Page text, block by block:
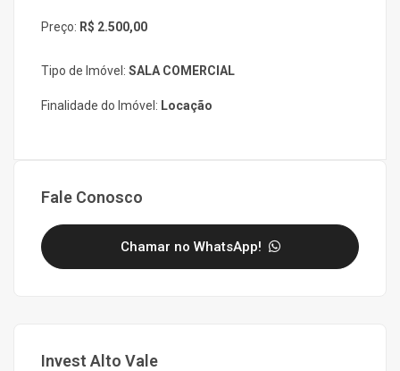
Preço: R$ 2.500,00
Tipo de Imóvel: SALA COMERCIAL
Finalidade do Imóvel: Locação
Fale Conosco
Chamar no WhatsApp!
Invest Alto Vale